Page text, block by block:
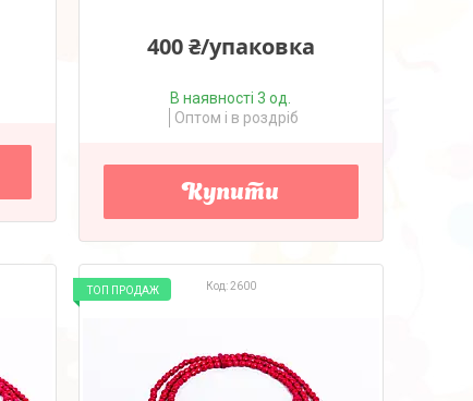
400 ₴/упаковка
В наявності 3 од.
Оптом і в роздріб
Купити
2600
ТОП ПРОДАЖ